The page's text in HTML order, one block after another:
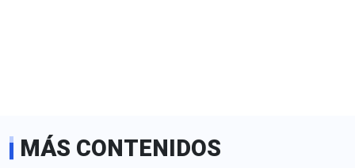
MÁS CONTENIDOS